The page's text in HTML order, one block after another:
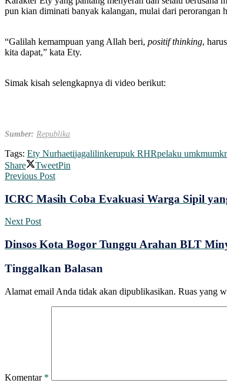
pun kian diminati banyak kalangan, mulai dari perorangan
“Galilah kemampuan yang Allah beri, positif thinking,
kita dapat,” kata Ety.
Simak kisah selengkapnya di video berikut:
Sumber: Republika
Tags: Ety Nurhaetijagalilinkerupuk RHRpelaku umkm
Share
TweetPin
Previous Post
ICRC Masih Coba Evakuasi Warga Sipil
Next Post
Dinsos Kota Bogor Tunggu Arahan BLT
Tinggalkan Balasan
Alamat email Anda tidak akan dipublikasikan. Ruas yang
Komentar *